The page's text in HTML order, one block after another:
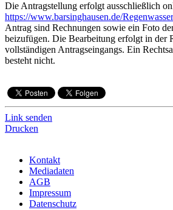
Die Antragstellung erfolgt ausschließlich
https://www.barsinghausen.de/
Antrag sind Rechnungen sowie ein Foto
beizufügen. Die Bearbeitung erfolgt in der
vollständigen Antragseingangs. Ein
besteht nicht.
Link senden
Drucken
Kontakt
Mediadaten
AGB
Impressum
Datenschutz